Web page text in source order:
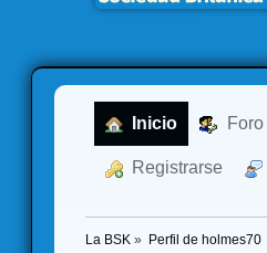
Inicio Foro
Registrarse
La BSK » Perfil de holmes70